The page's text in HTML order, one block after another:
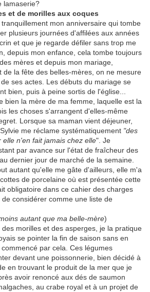
lamaserie?
et de morilles aux coques
mon anniversaire qui tombe
plusieurs journées d'affilées aux années
et que je regarde défiler sans trop me
depuis mon enfance, cela tombe toujours
mères et depuis mon mariage,
de la fête des belles-mères, on ne mesure
ses actes. Les débuts du mariage se
bien, puis à peine sortis de l'église...
bien la mère de ma femme, laquelle est la
les choses s'arrangent d'elles-même
Lorsque sa maman vient déjeuner,
me réclame systématiquement "des
elle n'en fait jamais chez elle". Je
par avance sur l'état de fraîcheur des
dernier jour de marché de la semaine.
autant qu'elle me gâte d'ailleurs, elle m'a
de porcelaine où est présentée cette
obligatoire dans ce cahier des charges
considérer comme une liste de
autant que ma belle-mère)
morilles et des asperges, je la pratique
se pointer la fin de saison sans en
par cela. Ces légumes
devant une poissonnerie, bien décidé à
en trouvant le produit de la mer que je
avoir renoncé aux dés de saumon
au crabe royal et à un projet de